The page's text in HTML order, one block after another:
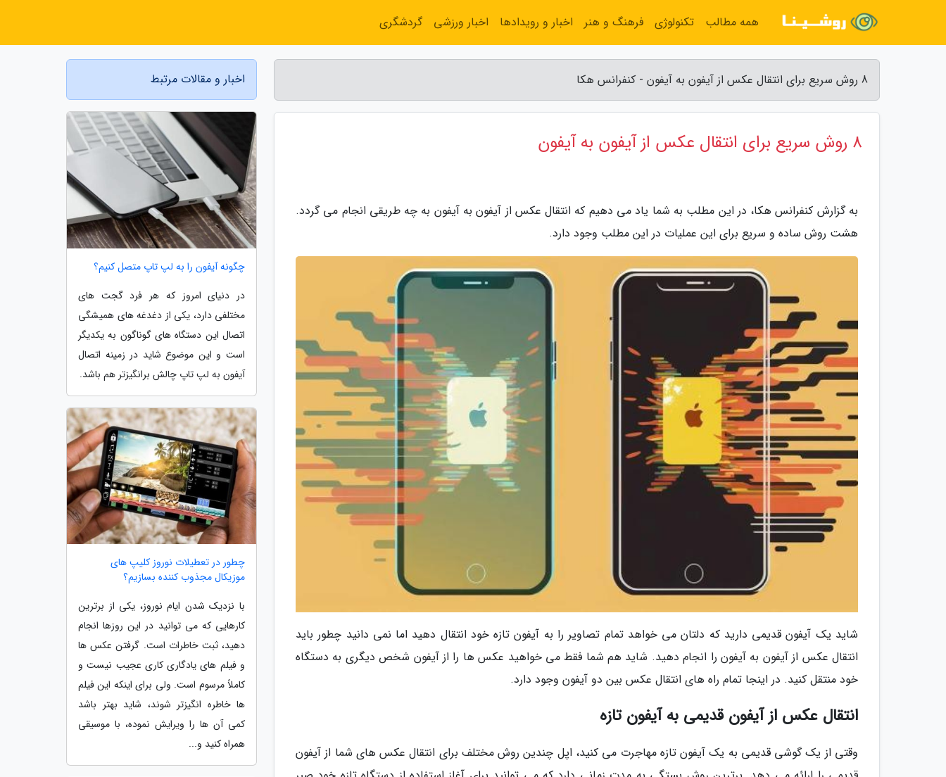
8 روش سریع برای انتقال عکس از آیفون به آیفون - کنفرانس هکا
8 روش سریع برای انتقال عکس از آیفون به آیفون
به گزارش کنفرانس هکا، در این مطلب به شما یاد می دهیم که انتقال عکس از آیفون به آیفون به چه طریقی انجام می گردد.
هشت روش ساده و سریع برای این عملیات در این مطلب وجود دارد.
شاید یک آیفون قدیمی دارید که دلتان می خواهد تمام تصاویر را به آیفون تازه خود انتقال دهید اما نمی دانید چطور باید
انتقال عکس از آیفون به آیفون را انجام دهید. شاید هم شما فقط می خواهید عکس ها را از آیفون شخص دیگری به دستگاه
خود منتقل کنید. در اینجا تمام راه های انتقال عکس بین دو آیفون وجود دارد.
انتقال عکس از آیفون قدیمی به آیفون تازه
وقتی از یک گوشی قدیمی به یک آیفون تازه مهاجرت می کنید، اپل چندین روش مختلف برای انتقال عکس های شما از آیفون
اخبار و مقالات مرتبط
چگونه آیفون را به لپ تاپ متصل کنیم؟
در دنیای امروز که هر فرد گجت های
مختلفی دارد، یکی از دغدغه های همیشگی
اتصال این دستگاه های گوناگون به یکدیگر
است و این موضوع شاید در زمینه اتصال
آیفون به لپ تاپ چالش برانگیزتر هم باشد.
چطور در تعطیلات نوروز کلیپ های
موزیکال مجذوب کننده بسازیم؟
با نزدیک شدن ایام نوروز، یکی از برترین
کارهایی که می توانید در این روزها انجام
دهید، ثبت خاطرات است. گرفتن عکس ها
و فیلم های یادگاری کاری عجیب نیست و
کاملاً مرسوم است. ولی برای اینکه این فیلم
ها خاطره انگیزتر شوند، شاید بهتر باشد
کمی آن ها را ویرایش نموده، با موسیقی
همراه کنید و...
همه مطالب تکنولوژی فرهنگ و هنر اخبار و رویدادها اخبار ورزشی گردشگری